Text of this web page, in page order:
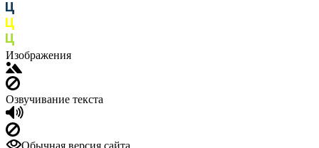
Изображения
Озвучивание текста
Обычная версия сайта